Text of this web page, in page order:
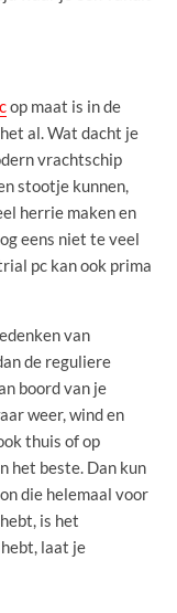
op maat is in de
al. Wat dacht je
vrachtschip
stootje kunnen,
herrie maken en
eens niet te veel
pc kan ook prima
van
de reguliere
boord van je
weer, wind en
thuis of op
het beste. Dan kun
die helemaal voor
is het
laat je